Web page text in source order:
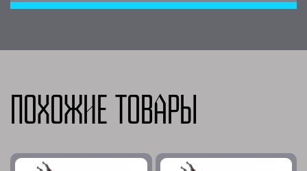
Похожие товары